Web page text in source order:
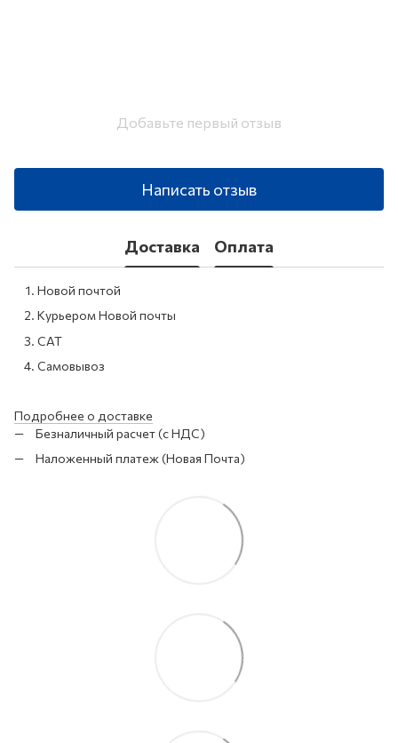
Добавьте первый отзыв
Написать отзыв
Доставка Оплата
Новой почтой
Курьером Новой почты
САТ
Самовывоз
Подробнее о доставке
Безналичный расчет (с НДС)
Наложенный платеж (Новая Почта)